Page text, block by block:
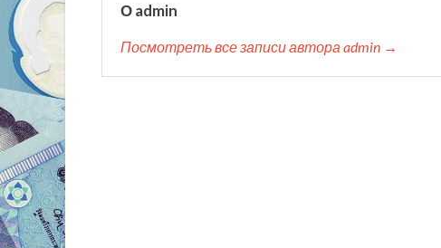
О admin
Посмотреть все записи автора admin →